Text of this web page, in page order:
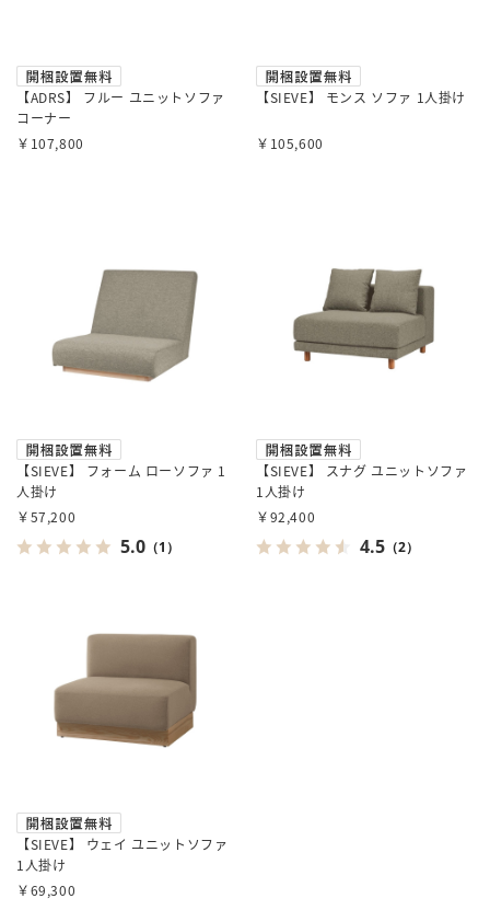
【ADRS】 フルー ユニットソファ
コーナー
￥107,800
【SIEVE】 モンス ソファ 1人掛け
￥105,600
【SIEVE】 フォーム ローソファ 1
人掛け
￥57,200
5.0 （1）
【SIEVE】 スナグ ユニットソファ
1人掛け
￥92,400
4.5 （2）
【SIEVE】 ウェイ ユニットソファ
1人掛け
￥69,300